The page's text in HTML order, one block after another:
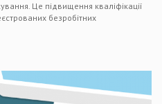
Це підвищення кваліфікації
безробітних